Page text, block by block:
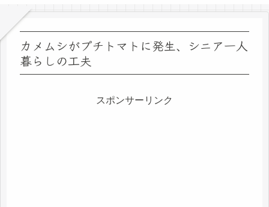
カメムシがプチトマトに発生、シニア一人
暮らしの工夫
スポンサーリンク